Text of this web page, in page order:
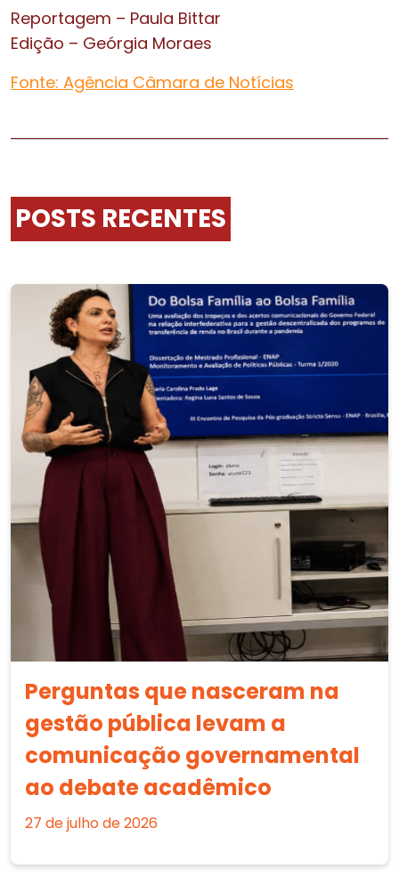
Reportagem – Paula Bittar
Edição – Geórgia Moraes
Fonte: Agência Câmara de Notícias
POSTS RECENTES
Perguntas que nasceram na
gestão pública levam a
comunicação governamental
ao debate acadêmico
27 de julho de 2026